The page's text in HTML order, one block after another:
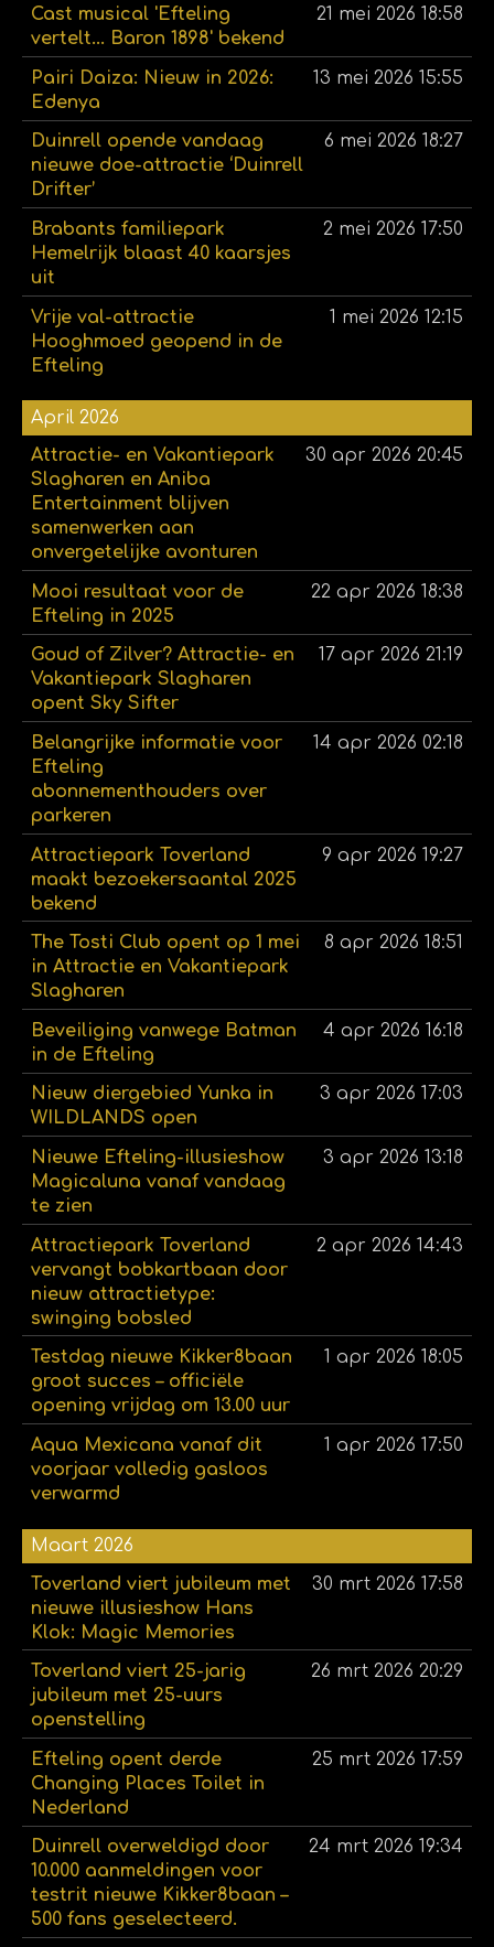
Cast musical 'Efteling
vertelt... Baron 1898' bekend
21 mei 2026 18:58
Pairi Daiza: Nieuw in 2026:
Edenya
13 mei 2026 15:55
Duinrell opende vandaag
nieuwe doe-attractie ‘Duinrell
Drifter’
6 mei 2026 18:27
Brabants familiepark
Hemelrijk blaast 40 kaarsjes
uit
2 mei 2026 17:50
Vrije val-attractie
Hooghmoed geopend in de
Efteling
1 mei 2026 12:15
April 2026
Attractie- en Vakantiepark
Slagharen en Aniba
Entertainment blijven
samenwerken aan
onvergetelijke avonturen
30 apr 2026 20:45
Mooi resultaat voor de
Efteling in 2025
22 apr 2026 18:38
Goud of Zilver? Attractie- en
Vakantiepark Slagharen
opent Sky Sifter
17 apr 2026 21:19
Belangrijke informatie voor
Efteling
abonnementhouders over
parkeren
14 apr 2026 02:18
Attractiepark Toverland
maakt bezoekersaantal 2025
bekend
9 apr 2026 19:27
The Tosti Club opent op 1 mei
in Attractie en Vakantiepark
Slagharen
8 apr 2026 18:51
Beveiliging vanwege Batman
in de Efteling
4 apr 2026 16:18
Nieuw diergebied Yunka in
WILDLANDS open
3 apr 2026 17:03
Nieuwe Efteling-illusieshow
Magicaluna vanaf vandaag
te zien
3 apr 2026 13:18
Attractiepark Toverland
vervangt bobkartbaan door
nieuw attractietype:
swinging bobsled
2 apr 2026 14:43
Testdag nieuwe Kikker8baan
groot succes – officiële
opening vrijdag om 13.00 uur
1 apr 2026 18:05
Aqua Mexicana vanaf dit
voorjaar volledig gasloos
verwarmd
1 apr 2026 17:50
Maart 2026
Toverland viert jubileum met
nieuwe illusieshow Hans
Klok: Magic Memories
30 mrt 2026 17:58
Toverland viert 25-jarig
jubileum met 25-uurs
openstelling
26 mrt 2026 20:29
Efteling opent derde
Changing Places Toilet in
Nederland
25 mrt 2026 17:59
Duinrell overweldigd door
10.000 aanmeldingen voor
testrit nieuwe Kikker8baan –
500 fans geselecteerd.
24 mrt 2026 19:34